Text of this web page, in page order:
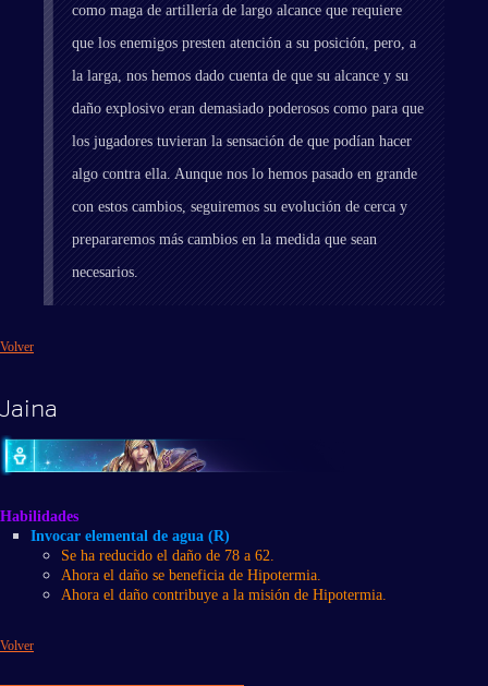
como maga de artillería de largo alcance que requiere
que los enemigos presten atención a su posición, pero, a
la larga, nos hemos dado cuenta de que su alcance y su
daño explosivo eran demasiado poderosos como para que
los jugadores tuvieran la sensación de que podían hacer
algo contra ella. Aunque nos lo hemos pasado en grande
con estos cambios, seguiremos su evolución de cerca y
prepararemos más cambios en la medida que sean
necesarios.
Volver
Jaina
Habilidades
Invocar elemental de agua (R)
Se ha reducido el daño de 78 a 62.
Ahora el daño se beneficia de Hipotermia.
Ahora el daño contribuye a la misión de Hipotermia.
Volver